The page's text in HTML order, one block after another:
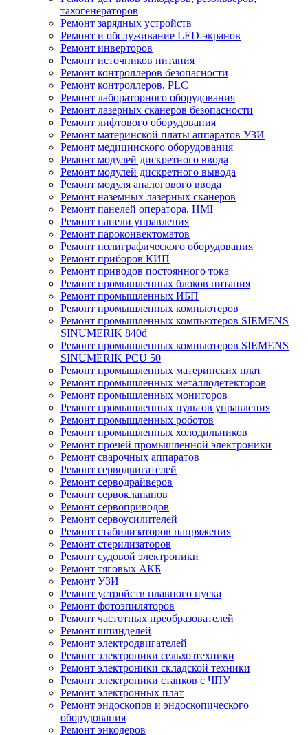
тахогенераторов
Ремонт зарядных устройств
Ремонт и обслуживание LED-экранов
Ремонт инверторов
Ремонт источников питания
Ремонт контроллеров безопасности
Ремонт контроллеров, PLC
Ремонт лабораторного оборудования
Ремонт лазерных сканеров безопасности
Ремонт лифтового оборудования
Ремонт материнской платы аппаратов УЗИ
Ремонт медицинского оборудования
Ремонт модулей дискретного ввода
Ремонт модулей дискретного вывода
Ремонт модуля аналогового ввода
Ремонт наземных лазерных сканеров
Ремонт панелей оператора, HMI
Ремонт панели управления
Ремонт пароконвектоматов
Ремонт полиграфического оборудования
Ремонт приборов КИП
Ремонт приводов постоянного тока
Ремонт промышленных блоков питания
Ремонт промышленных ИБП
Ремонт промышленных компьютеров
Ремонт промышленных компьютеров SIEMENS
SINUMERIK 840d
Ремонт промышленных компьютеров SIEMENS
SINUMERIK PCU 50
Ремонт промышленных материнских плат
Ремонт промышленных металлодетекторов
Ремонт промышленных мониторов
Ремонт промышленных пультов управления
Ремонт промышленных роботов
Ремонт промышленных холодильников
Ремонт прочей промышленной электроники
Ремонт сварочных аппаратов
Ремонт серводвигателей
Ремонт серводрайверов
Ремонт сервоклапанов
Ремонт сервоприводов
Ремонт сервоусилителей
Ремонт стабилизаторов напряжения
Ремонт стерилизаторов
Ремонт судовой электроники
Ремонт тяговых АКБ
Ремонт УЗИ
Ремонт устройств плавного пуска
Ремонт фотоэпиляторов
Ремонт частотных преобразователей
Ремонт шпинделей
Ремонт электродвигателей
Ремонт электроники сельхозтехники
Ремонт электроники складской техники
Ремонт электроники станков с ЧПУ
Ремонт электронных плат
Ремонт эндоскопов и эндоскопического
оборудования
Ремонт энкодеров